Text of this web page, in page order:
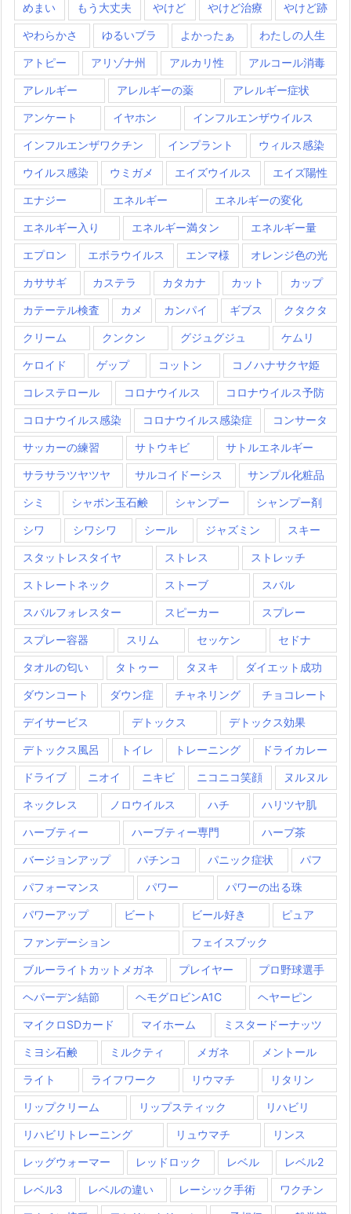
めまい もう大丈夫 やけど やけど治療 やけど跡
やわらかさ ゆるいブラ よかったぁ わたしの人生
アトピー アリゾナ州 アルカリ性 アルコール消毒
アレルギー アレルギーの薬 アレルギー症状
アンケート イヤホン インフルエンザウイルス
インフルエンザワクチン インプラント ウィルス感染
ウイルス感染 ウミガメ エイズウイルス エイズ陽性
エナジー エネルギー エネルギーの変化
エネルギー入り エネルギー満タン エネルギー量
エプロン エボラウイルス エンマ様 オレンジ色の光
カササギ カステラ カタカナ カット カップ
カテーテル検査 カメ カンパイ ギブス クタクタ
クリーム クンクン グジュグジュ ケムリ
ケロイド ゲップ コットン コノハナサクヤ姫
コレステロール コロナウイルス コロナウイルス予防
コロナウイルス感染 コロナウイルス感染症 コンサータ
サッカーの練習 サトウキビ サトルエネルギー
サラサラツヤツヤ サルコイドーシス サンプル化粧品
シミ シャボン玉石鹸 シャンプー シャンプー剤
シワ シワシワ シール ジャズミン スキー
スタットレスタイヤ ストレス ストレッチ
ストレートネック ストーブ スバル
スバルフォレスター スピーカー スプレー
スプレー容器 スリム セッケン セドナ
タオルの匂い タトゥー タヌキ ダイエット成功
ダウンコート ダウン症 チャネリング チョコレート
デイサービス デトックス デトックス効果
デトックス風呂 トイレ トレーニング ドライカレー
ドライブ ニオイ ニキビ ニコニコ笑顔 ヌルヌル
ネックレス ノロウイルス ハチ ハリツヤ肌
ハーブティー ハーブティー専門 ハーブ茶
バージョンアップ パチンコ パニック症状 パフ
パフォーマンス パワー パワーの出る珠
パワーアップ ビート ビール好き ピュア
ファンデーション フェイスブック
ブルーライトカットメガネ プレイヤー プロ野球選手
ヘパーデン結節 ヘモグロビンA1C ヘヤーピン
マイクロSDカード マイホーム ミスタードーナッツ
ミヨシ石鹸 ミルクティ メガネ メントール
ライト ライフワーク リウマチ リタリン
リップクリーム リップスティック リハビリ
リハビリトレーニング リュウマチ リンス
レッグウォーマー レッドロック レベル レベル2
レベル3 レベルの違い レーシック手術 ワクチン